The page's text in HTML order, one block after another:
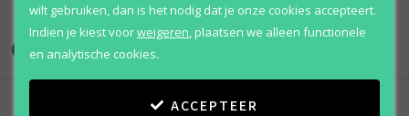
Onze merken
wilt gebruiken, dan is het nodig dat je onze cookies accepteert.
Indien je kiest voorweigeren plaatsen we alleen functionele
en analytische cookies.
ACCEPTEER